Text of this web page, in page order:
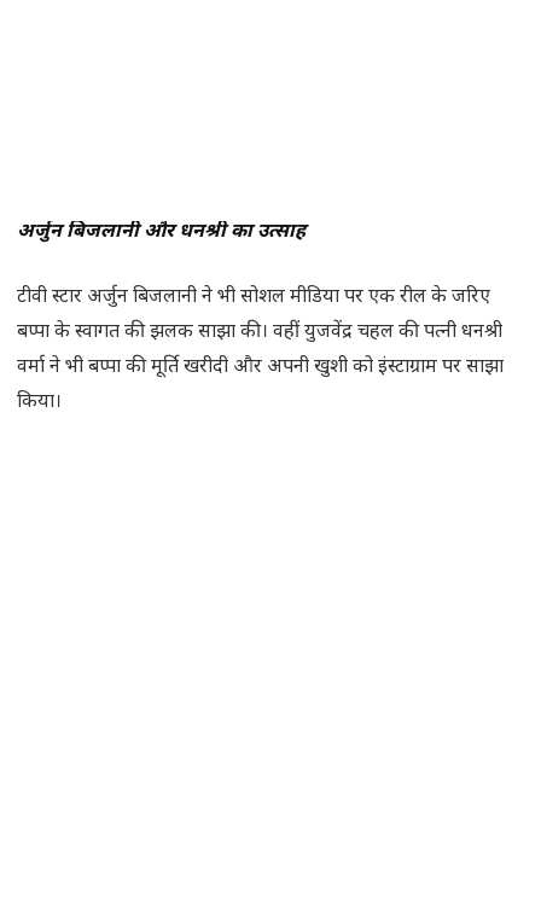
अर्जुन बिजलानी और धनश्री का उत्साह
टीवी स्टार अर्जुन बिजलानी ने भी सोशल मीडिया पर एक रील के जरिए
बप्पा के स्वागत की झलक साझा की। वहीं युजवेंद्र चहल की पत्नी धनश्री
वर्मा ने भी बप्पा की मूर्ति खरीदी और अपनी खुशी को इंस्टाग्राम पर साझा
किया।